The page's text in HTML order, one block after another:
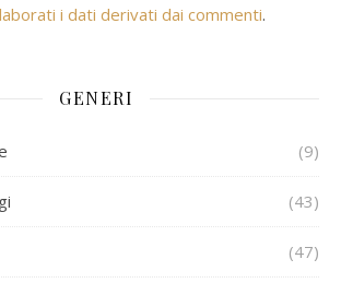
i dati derivati dai commenti.
GENERI
(9)
(43)
(47)